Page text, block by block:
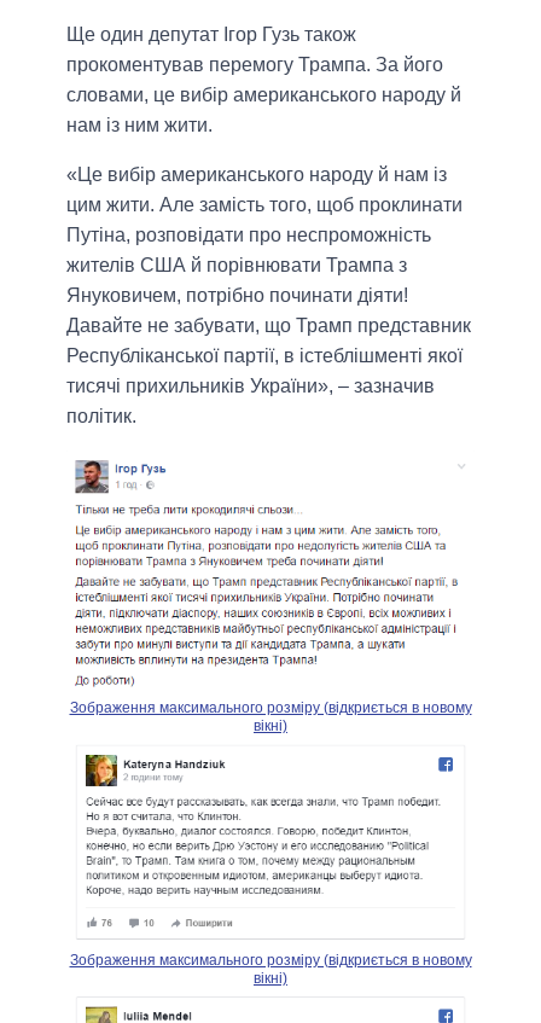
Ще один депутат Ігор Гузь також
прокоментував перемогу Трампа. За його
словами, це вибір американського народу й
нам із ним жити.
«Це вибір американського народу й нам із
цим жити. Але замість того, щоб проклинати
Путіна, розповідати про неспроможність
жителів США й порівнювати Трампа з
Януковичем, потрібно починати діяти!
Давайте не забувати, що Трамп представник
Республіканської партії, в істеблішменті якої
тисячі прихильників України», – зазначив
політик.
Зображення максимального розміру (відкриється в новому
вікні)
Зображення максимального розміру (відкриється в новому
вікні)